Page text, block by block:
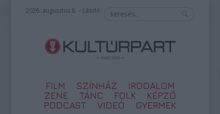
2026. augusztus 8. – László
FILM SZÍNHÁZ
IRODALOM
ZENE
TÁNC FOLK
KÉPZŐ
PODCAST
VIDEÓ GYERMEK